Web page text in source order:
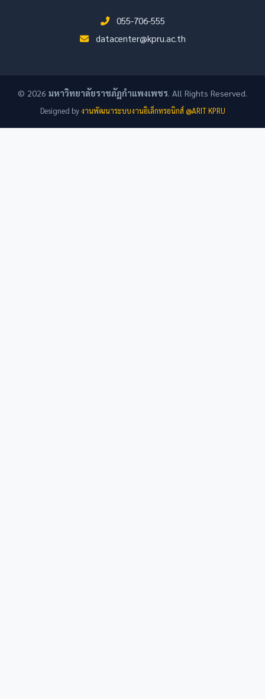
055-706-555
datacenter@kpru.ac.th
© 2026 มหาวิทยาลัยราชภัฏกำแพงเพชร. All Rights Reserved.
Designed byงานพัฒนาระบบงานอิเล็กทรอนิกส์ @ARIT KPRU